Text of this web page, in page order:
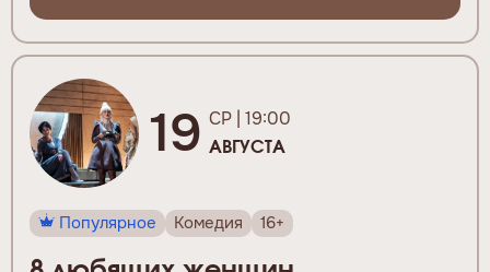
19 СР | 19:00
АВГУСТА
Популярное Комедия 16+